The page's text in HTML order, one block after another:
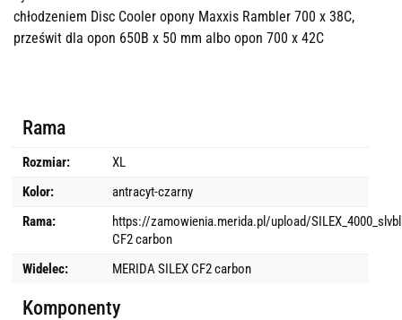
chłodzeniem Disc Cooler opony Maxxis Rambler 700 x 38C,
prześwit dla opon 650B x 50 mm albo opon 700 x 42C
Rama
Rozmiar:
XL
Kolor:
antracyt-czarny
Rama:
https://zamowienia.merida.pl/upload/
CF2 carbon
Widelec:
MERIDA SILEX CF2 carbon
Komponenty